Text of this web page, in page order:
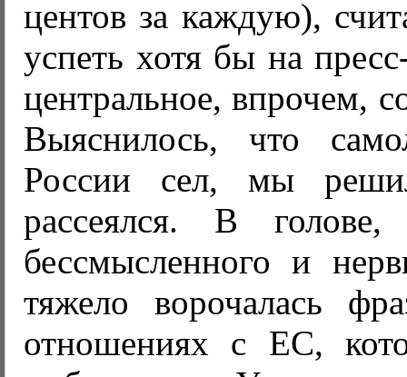
центов за каждую),
успеть хотя бы на
центральное, впрочем,
Выяснилось, что
России сел, мы
рассеялся. В
бессмысленного и
тяжело ворочалась
отношениях с ЕС,